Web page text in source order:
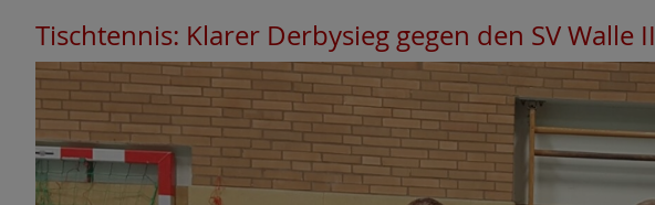
Tischtennis: Klarer Derbysieg gegen den SV Walle II